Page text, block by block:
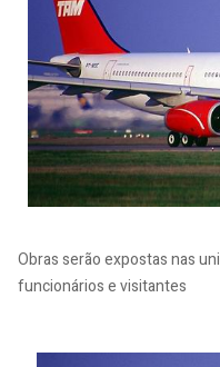
Obras serão expostas nas
funcionários e visitantes